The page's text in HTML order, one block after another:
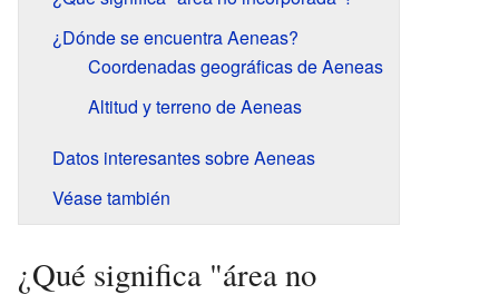
¿Dónde se encuentra Aeneas?
Coordenadas geográficas de Aeneas
Altitud y terreno de Aeneas
Datos interesantes sobre Aeneas
Véase también
¿Qué significa "área no